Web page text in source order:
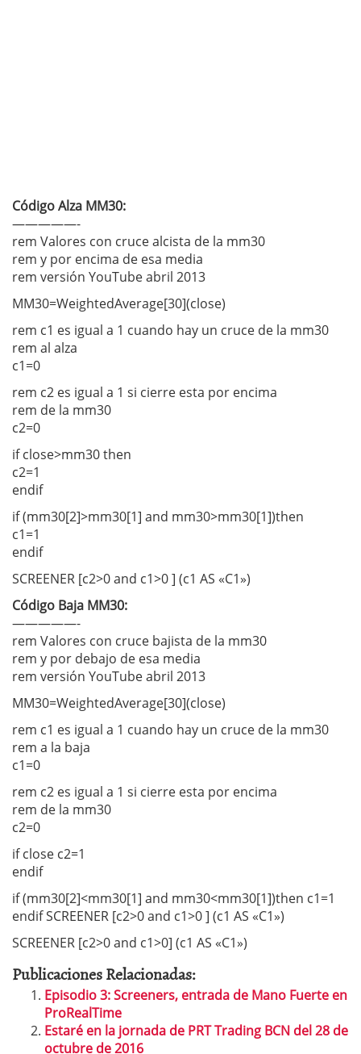
Código Alza MM30:
—————-
rem Valores con cruce alcista de la mm30
rem y por encima de esa media
rem versión YouTube abril 2013
MM30=WeightedAverage[30](close)
rem c1 es igual a 1 cuando hay un cruce de la mm30
rem al alza
c1=0
rem c2 es igual a 1 si cierre esta por encima
rem de la mm30
c2=0
if close>mm30 then
c2=1
endif
if (mm30[2]>mm30[1] and mm30>mm30[1])then
c1=1
endif
SCREENER [c2>0 and c1>0 ] (c1 AS «C1»)
Código Baja MM30:
—————-
rem Valores con cruce bajista de la mm30
rem y por debajo de esa media
rem versión YouTube abril 2013
MM30=WeightedAverage[30](close)
rem c1 es igual a 1 cuando hay un cruce de la mm30
rem a la baja
c1=0
rem c2 es igual a 1 si cierre esta por encima
rem de la mm30
c2=0
if close c2=1
endif
if (mm30[2]<mm30[1] and mm30<mm30[1])then c1=1
endif SCREENER [c2>0 and c1>0 ] (c1 AS «C1»)
SCREENER [c2>0 and c1>0] (c1 AS «C1»)
Publicaciones Relacionadas:
Episodio 3: Screeners, entrada de Mano Fuerte en
ProRealTime
Estaré en la jornada de PRT Trading BCN del 28 de
octubre de 2016